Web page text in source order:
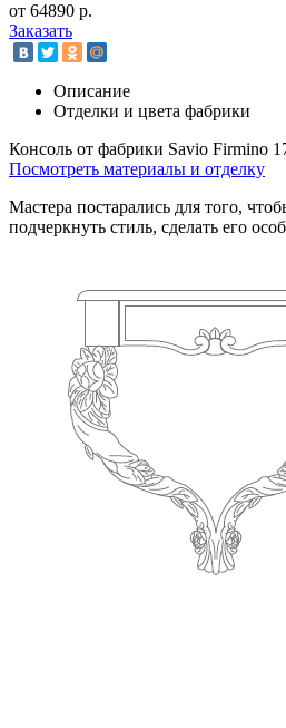
от 64890 р.
Заказать
Описание
Отделки и цвета фабрики
Консоль от фабрики Savio Firmino
Посмотреть материалы и отделку
Мастера постарались для того,
подчеркнуть стиль, сделать его